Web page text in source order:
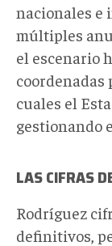
nacionales e
múltiples
el escenario
coordenadas
cuales el
gestionando
LAS CIFRAS
Rodríguez
definitivos,